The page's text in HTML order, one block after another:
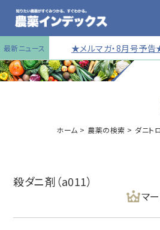
最新ニュース ★メルマガ・8月号予
ホーム 農薬の検索 ダニト
殺ダニ剤（a011）
マ